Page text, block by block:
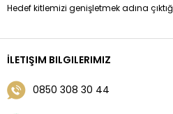
Hedef kitlemizi genişletmek adına
özgün tasarımlarla buluşturma
Erkek Giyim 'de Hazır Kombinleri Siz
sunmaktayız sadece boy ve kilo bilgisi
şekilde kendi kombininize sahip
İLETIŞIM BILGILERIMIZ
0850 308 30 44